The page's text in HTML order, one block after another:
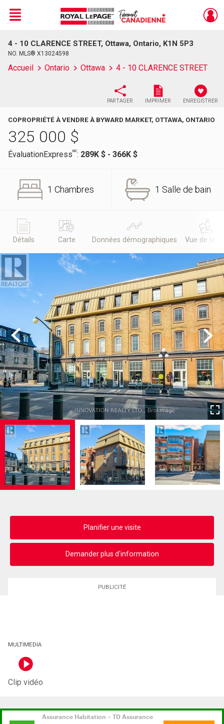
Live
En Direct
Menu
4 - 10 CLARENCE STREET, Ottawa, Ontario, K1N 5P3
NO. MLS® X13024598
Accueil Ontario Ottawa 4 - 10 CLARENCE STREET
PARTAGER IMPRIMER ENREGISTRER
COPROPRIÉTÉ À VENDRE À BYWARD MARKET, OTTAWA, ONTARIO
325 000 $
ÉvaluationExpressMC: 289K $ - 366K $
1 Chambres 1 Salle de bain
Détails Carte Données démographiques Vue de la
Previous Next
Planifier une visite
Demander plus d'information
PUBLICITÉ
MULTIMEDIA
Clip vidéo